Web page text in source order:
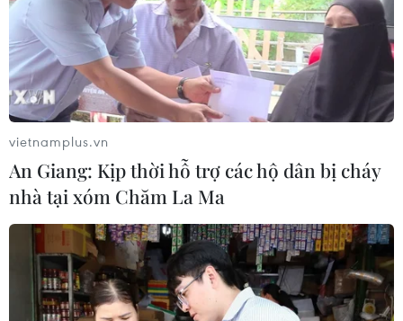
Pháp mở các điểm tắm sông
phục vụ người dân trong mùa Hè
nắng nóng
06/08/2026 03:02
Bất chấp nắng nóng kỷ lục, du khách
châu Á vẫn đổ sang châu Âu
05/08/2026 23:27
Đâm dao ở trung tâm London, một
vietnamplus.vn
An Giang: Kịp thời hỗ trợ các hộ dân bị cháy
nhà tại xóm Chăm La Ma